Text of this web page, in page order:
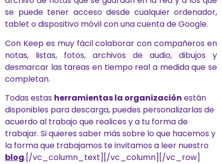
se puede tener acceso desde cualquier ordenador,
tablet o dispositivo móvil con una cuenta de Google.
Con Keep es muy fácil colaborar con compañeros en
notas, listas, fotos, archivos de audio, dibujos y
desmarcar las tareas en tiempo real a medida que se
completan.
Todas estas herramientas la organización están
disponibles para descarga, puedes personalizarlas de
acuerdo al trabajo que realices y a tu forma de
trabajar. Si quieres saber más sobre lo que hacemos y
la forma que trabajamos te invitamos a leer nuestro
blog.[/vc_column_text][/vc_column][/vc_row]